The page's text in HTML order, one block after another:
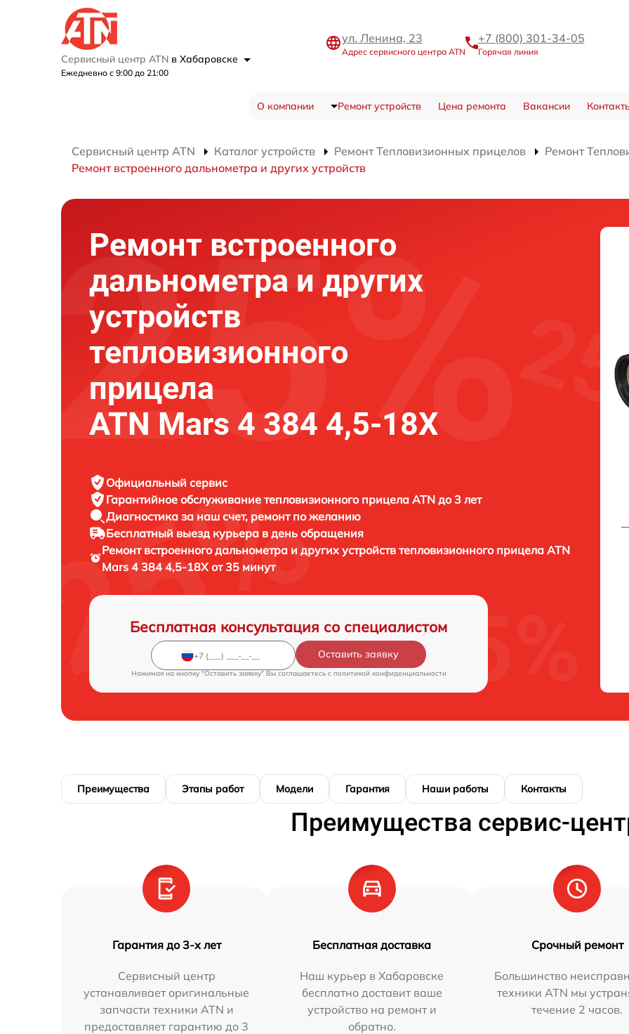
Сервисный центр ATN в Хабаровске
Ежедневно с 9:00 до 21:00
ул. Ленина, 23
Адрес сервисного центра ATN
+7 (800) 301-34-05
Горячая линия
О компании Ремонт устройств Цена ремонта Вакансии
Сервисный центр ATN Каталог устройств Ремонт Тепловизионных прицелов
Ремонт
Ремонт встроенного дальнометра и других устройств
Ремонт встроенного
дальнометра и других
устройств
тепловизионного
прицела
ATN Mars 4 384 4,5-18X
Официальный сервис
Гарантийное обслуживание тепловизионного прицела ATN до 3 лет
Диагностика за наш счет, ремонт по желанию
Бесплатный выезд курьера в день обращения
Ремонт встроенного дальнометра и других устройств тепловизионного прицела ATN
Mars 4 384 4,5-18X от 35 минут
Бесплатная консультация со специалистом
Оставить заявку
Нажимая на кнопку "Оставить заявку" Вы соглашаетесь c политикой конфиденциальности
Преимущества Этапы работ Модели Гарантия Наши работы Контакты
Преимущества сервис-
Гарантия до 3-х лет
Сервисный центр
устанавливает оригинальные
запчасти техники ATN и
предоставляет гарантию до 3
Бесплатная доставка
Наш курьер в Хабаровске
бесплатно доставит ваше
устройство на ремонт и
обратно.
Срочный ремонт
Большинство
техники ATN мы
течение 2 часов.